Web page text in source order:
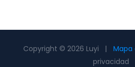
Copyright © 2026 Luyi | Mapa
privacidad